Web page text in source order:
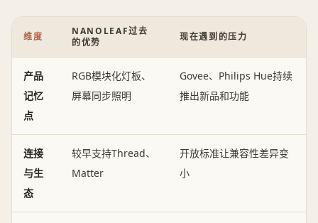
维度
NANOLEAF过去
的优势
现在遇到的压力
产品
记忆
点
RGB模块化灯板、
屏幕同步照明
Govee、Philips Hue持续
推出新品和功能
连接
与生
态
较早支持Thread、
Matter
开放标准让兼容性差异变
小